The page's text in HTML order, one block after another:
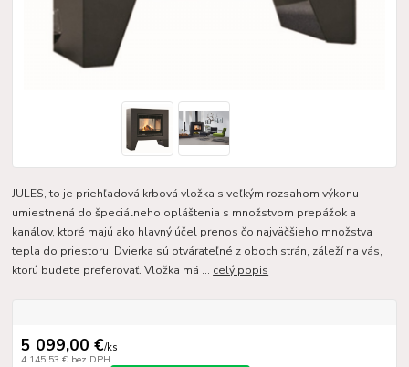
JULES, to je priehľadová krbová vložka s veľkým rozsahom výkonu
umiestnená do špeciálneho opláštenia s množstvom prepážok a
kanálov, ktoré majú ako hlavný účel prenos čo najväčšieho množstva
tepla do priestoru. Dvierka sú otvárateľné z oboch strán, záleží na vás,
ktorú budete preferovať. Vložka má ... celý popis
5 099,00 €/ks
4 145,53 € bez DPH